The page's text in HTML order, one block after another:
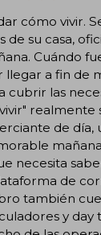
cómo vivir.
su casa,
Cuándo
llegar a fin de
las
realmente
de día,
necesita
de
también
y day